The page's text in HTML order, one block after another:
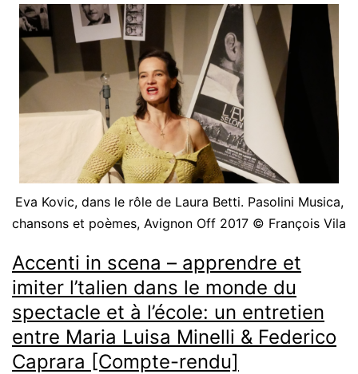
Eva Kovic, dans le rôle de Laura Betti. Pasolini Musica,
chansons et poèmes, Avignon Off 2017 © François Vila
Accenti in scena – apprendre et
imiter l’talien dans le monde du
spectacle et à l’école: un entretien
entre Maria Luisa Minelli & Federico
Caprara [Compte-rendu]